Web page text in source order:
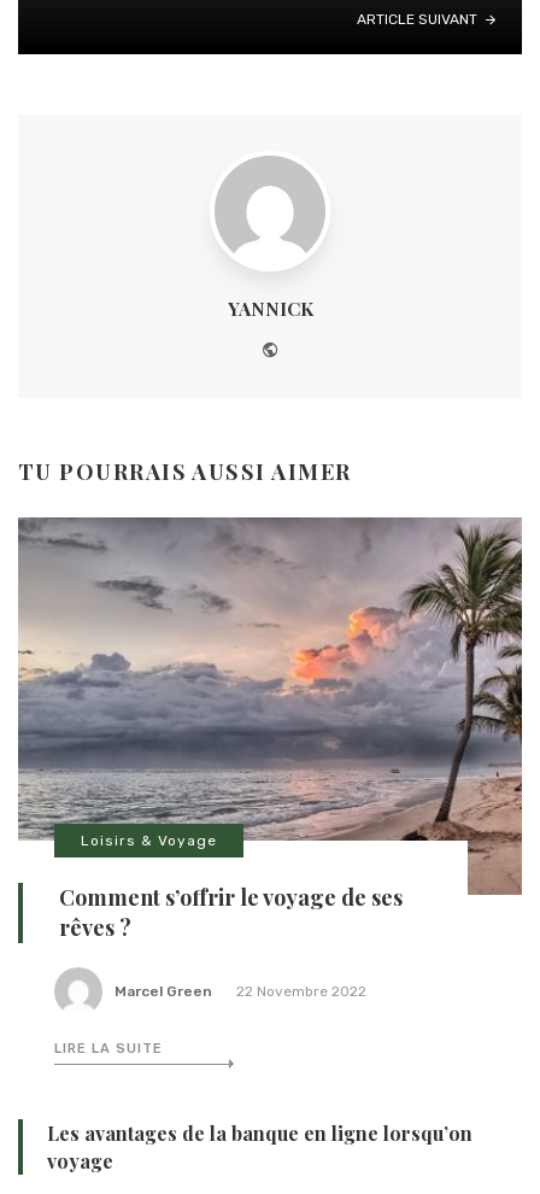
ARTICLE SUIVANT
YANNICK
TU POURRAIS AUSSI AIMER
Loisirs & Voyage
Comment s’offrir le voyage de ses
rêves ?
Marcel Green 22 Novembre 2022
LIRE LA SUITE
Les avantages de la banque en ligne lorsqu’on
voyage